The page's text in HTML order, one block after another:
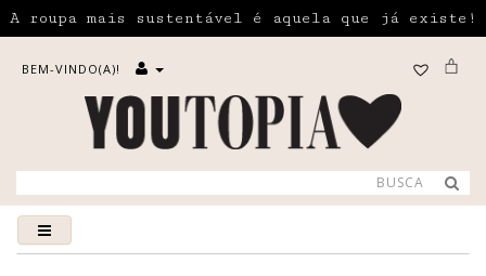
A roupa mais sustentável é aquela que já existe!
BEM-VINDO(A)!